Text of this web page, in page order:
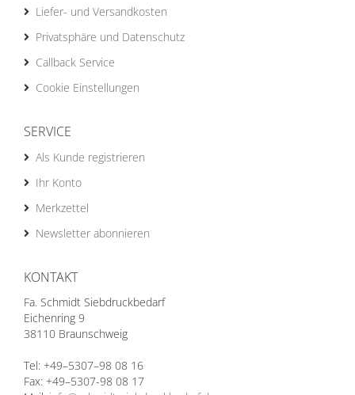
Liefer- und Versandkosten
Privatsphäre und Datenschutz
Callback Service
Cookie Einstellungen
SERVICE
Als Kunde registrieren
Ihr Konto
Merkzettel
Newsletter abonnieren
KONTAKT
Fa. Schmidt Siebdruckbedarf
Eichenring 9
38110 Braunschweig
Tel: +49–5307–98 08 16
Fax: +49–5307-98 08 17